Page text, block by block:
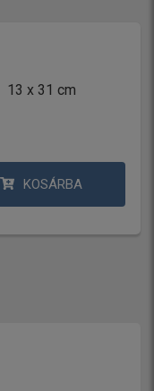
13 x 31 cm
KOSÁRBA